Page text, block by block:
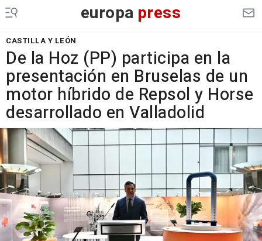
europa press
CASTILLA Y LEÓN
De la Hoz (PP) participa en la
presentación en Bruselas de un
motor híbrido de Repsol y Horse
desarrollado en Valladolid